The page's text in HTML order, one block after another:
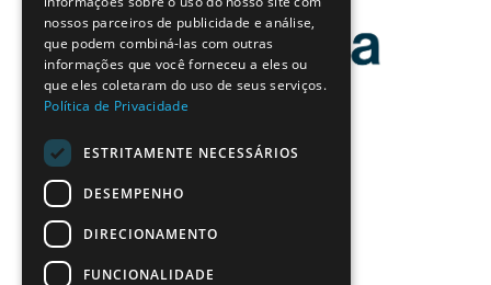
nossos parceiros de publicidade e análise,
que podem combiná-las com outras
informações que você forneceu a eles ou
que eles coletaram do uso de seus serviços.
Política de Privacidade
ESTRITAMENTE NECESSÁRIOS
DESEMPENHO
DIRECIONAMENTO
FUNCIONALIDADE